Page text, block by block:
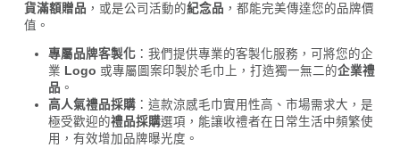
貨滿額贈品 ，或是公司活動的紀念品 ，都能完美傳達您的品牌價
值。
專屬品牌客製化：我們提供專業的客製化服務，可將您的企
業 Logo 或專屬圖案印製於毛巾上，打造獨一無二的企業禮
品 。
高人氣禮品採購：這款涼感毛巾實用性高、市場需求大，是
極受歡迎的禮品採購選項，能讓收禮者在日常生活中頻繁使
用，有效增加品牌曝光度。